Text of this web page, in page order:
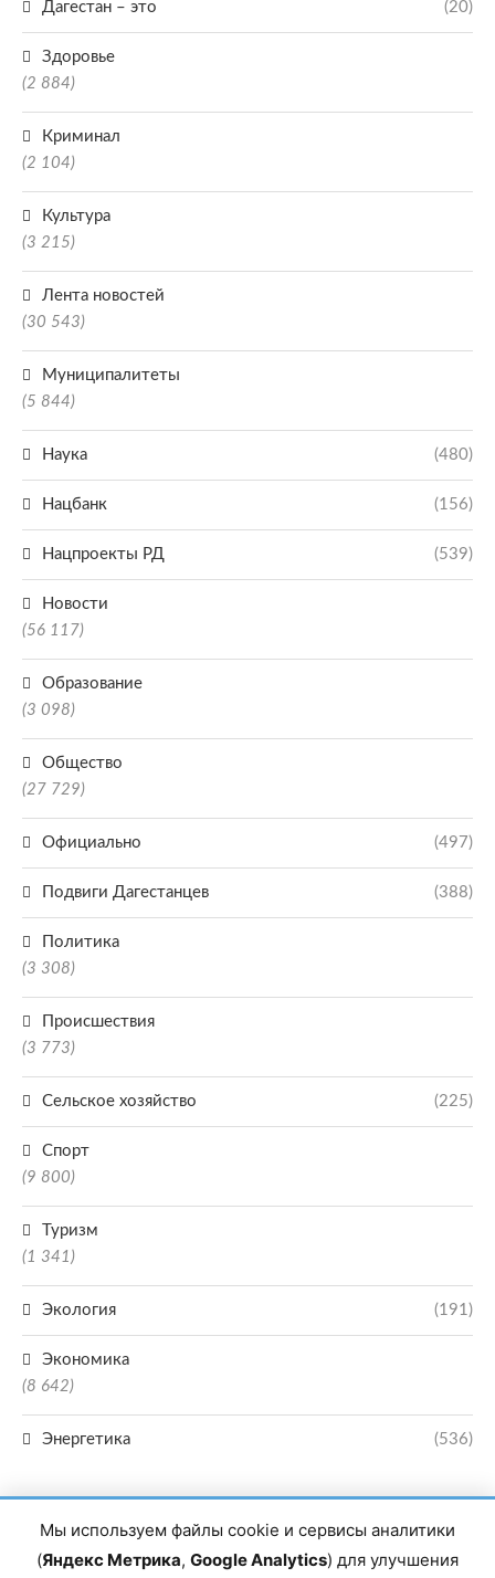
Дагестан – это (20)
Здоровье
(2 884)
Криминал
(2 104)
Культура
(3 215)
Лента новостей
(30 543)
Муниципалитеты
(5 844)
Наука (480)
Нацбанк (156)
Нацпроекты РД (539)
Новости
(56 117)
Образование
(3 098)
Общество
(27 729)
Официально (497)
Подвиги Дагестанцев (388)
Политика
(3 308)
Происшествия
(3 773)
Сельское хозяйство (225)
Спорт
(9 800)
Туризм
(1 341)
Экология (191)
Экономика
(8 642)
Энергетика (536)
Мы используем файлы cookie и сервисы аналитики
(Яндекс Метрика, Google Analytics) для улучшения